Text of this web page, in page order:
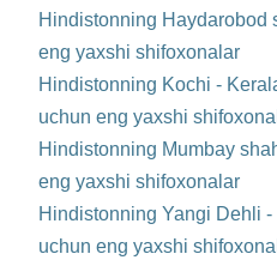
Hindistonning Haydarobod
eng yaxshi shifoxonalar
Hindistonning Kochi -
uchun eng yaxshi
Hindistonning Mumbay
eng yaxshi shifoxonalar
Hindistonning Yangi Dehli
uchun eng yaxshi